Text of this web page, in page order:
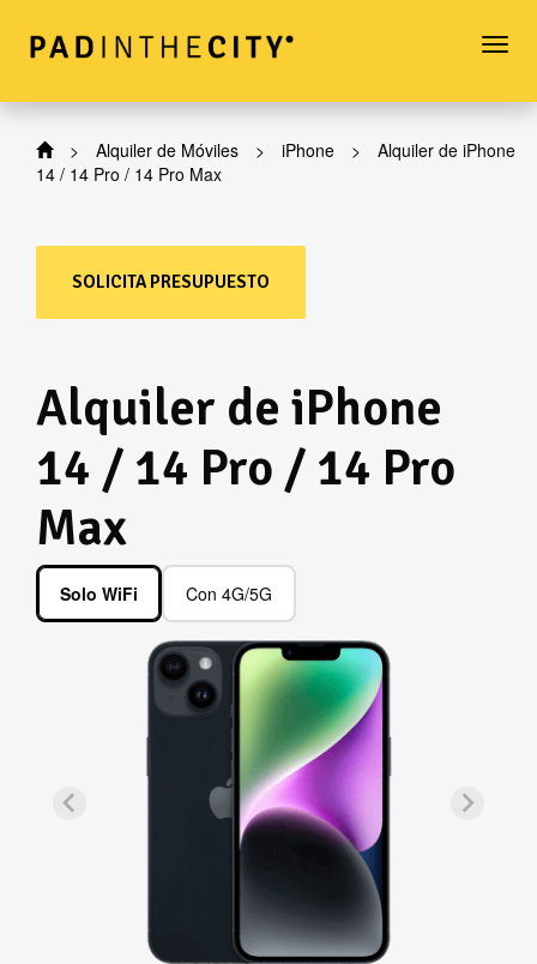
> Alquiler de Móviles > iPhone >
Alquiler de iPhone
14 / 14 Pro / 14 Pro Max
Alquiler de iPhone
14 / 14 Pro / 14 Pro
Max
Solo WiFi Con 4G/5G
SOLICITA PRESUPUESTO